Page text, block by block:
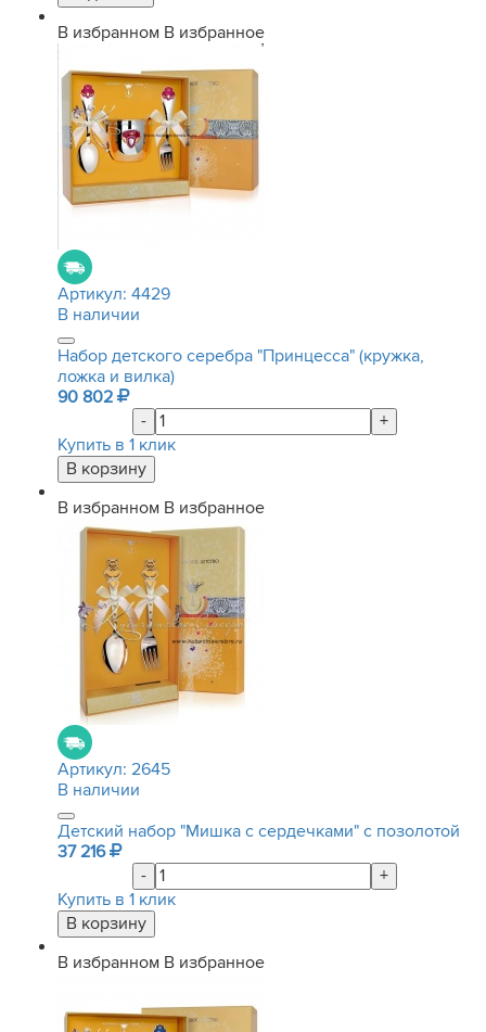
В избранном В избранное
Артикул: 4429
В наличии
Набор детского серебра "Принцесса" (кружка,
ложка и вилка)
90 802
-
+
Купить в 1 клик
В избранном В избранное
Артикул: 2645
В наличии
Детский набор "Мишка с сердечками" с позолотой
37 216
-
+
Купить в 1 клик
В избранном В избранное